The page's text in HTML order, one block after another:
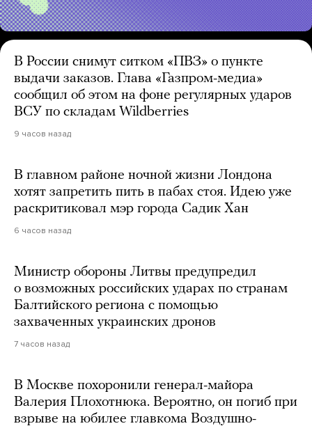
В России снимут ситком «ПВЗ» о пункте
выдачи заказов. Глава «Газпром-медиа»
сообщил об этом на фоне регулярных ударов
ВСУ по складам Wildberries
9 часов назад
В главном районе ночной жизни Лондона
хотят запретить пить в пабах стоя. Идею уже
раскритиковал мэр города Садик Хан
6 часов назад
Министр обороны Литвы предупредил
о возможных российских ударах по странам
Балтийского региона с помощью
захваченных украинских дронов
7 часов назад
В Москве похоронили генерал-майора
Валерия Плохотнюка. Вероятно, он погиб при
взрыве на юбилее главкома Воздушно-